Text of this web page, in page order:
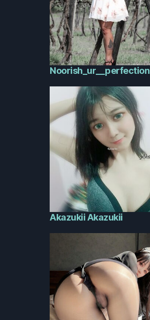
Noorish_ur__perfection
Akazukii Akazukii